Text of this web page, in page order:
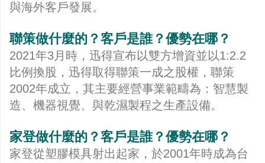
與海外客戶發展。
聯策做什麼的？客戶是誰？優勢在哪？
2021年3月時，迅得宣布以雙方增資並以1:2.2
比例換股，迅得取得聯策一成之股權，聯策
2002年成立，其主要經營事業範疇為：智慧製
造、機器視覺、與乾濕製程之生產設備。
家登做什麼的？客戶是誰？優勢在哪？
家登從塑膠模具射出起家，於2001年時成為台